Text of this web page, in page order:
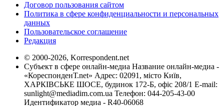
Договор пользования сайтом
Политика в сфере конфиденциальности и персональных
данных
Пользовательское соглашение
Редакция
© 2000-2026, Korrespondent.net
Субъект в сфере онлайн-медиа Название онлайн-медиа -
«КореспонденТ.net» Адрес: 02091, місто Київ,
ХАРКІВСЬКЕ ШОСЕ, будинок 172-Б, офіс 208/1 E-mail:
sunlight@mediadim.com.ua Телефон: 044-205-43-00
Идентификатор медиа - R40-06068